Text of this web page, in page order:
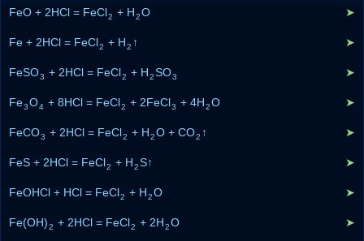
FeO + 2HCl = FeCl2 + H2O ➤
Fe + 2HCl = FeCl2 + H2 ↑ ➤
FeSO3 + 2HCl = FeCl2 + H2SO3 ➤
Fe3O4 + 8HCl = FeCl2 + 2FeCl3 + 4H2O ➤
FeCO3 + 2HCl = FeCl2 + H2O + CO2 ↑ ➤
FeS + 2HCl = FeCl2 + H2S↑ ➤
FeOHCl + HCl = FeCl2 + H2O ➤
Fe(OH)2 + 2HCl = FeCl2 + 2H2O ➤